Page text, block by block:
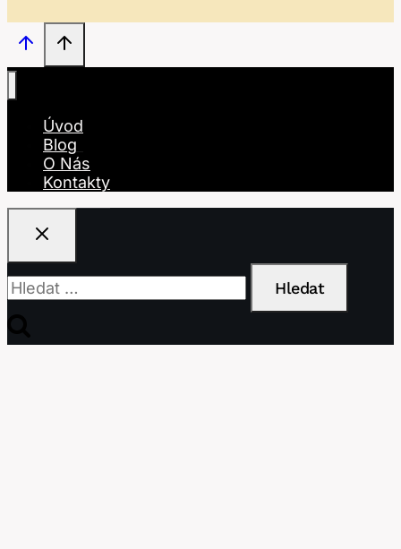
Úvod
Blog
O Nás
Kontakty
Vyhledávání